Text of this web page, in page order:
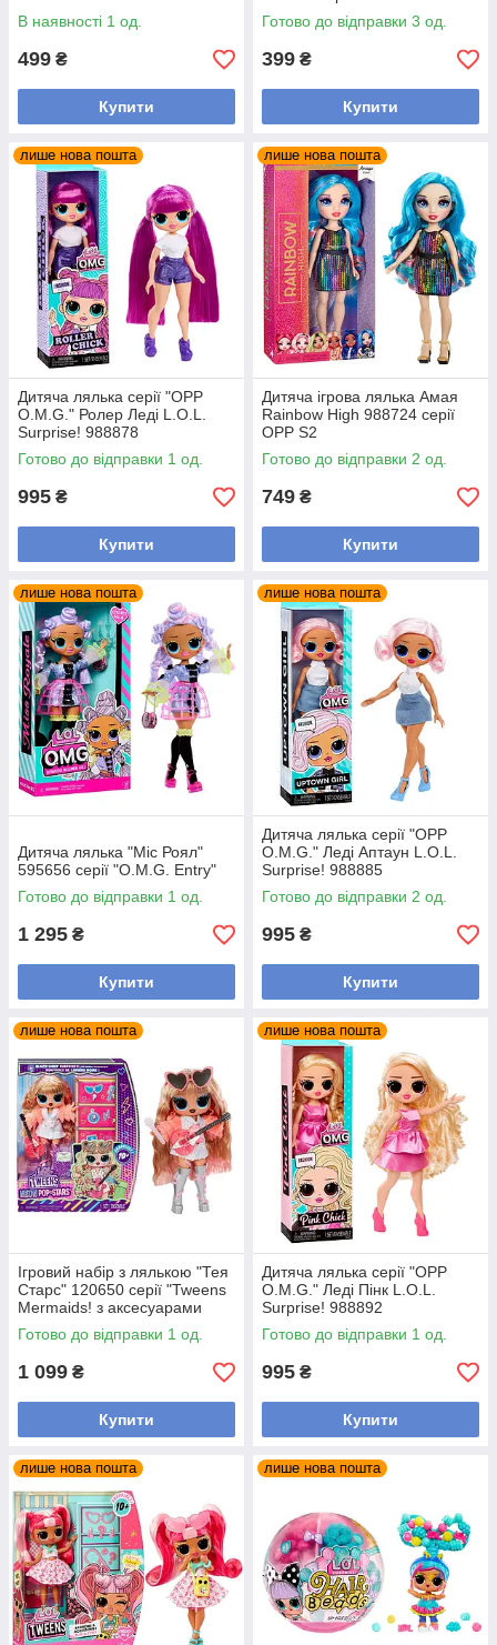
В наявності 1 од.
499 ₴
Купити
аксесуарами
Готово до відправки 3 од.
399 ₴
Купити
лише нова пошта
Дитяча лялька серії "OPP
O.M.G." Ролер Леді L.O.L.
Surprise! 988878
Готово до відправки 1 од.
995 ₴
Купити
лише нова пошта
Дитяча ігрова лялька Амая
Rainbow High 988724 серії
ОРР S2
Готово до відправки 2 од.
749 ₴
Купити
лише нова пошта
Дитяча лялька "Міс Роял"
595656 серії "O.M.G. Entry"
Готово до відправки 1 од.
1 295 ₴
Купити
лише нова пошта
Дитяча лялька серії "OPP
O.M.G." Леді Аптаун L.O.L.
Surprise! 988885
Готово до відправки 2 од.
995 ₴
Купити
лише нова пошта
Ігровий набір з лялькою "Тея
Старс" 120650 серії "Tweens
Mermaids! з аксесуарами
Готово до відправки 1 од.
1 099 ₴
Купити
лише нова пошта
Дитяча лялька серії "OPP
O.M.G." Леді Пінк L.O.L.
Surprise! 988892
Готово до відправки 1 од.
995 ₴
Купити
лише нова пошта лише нова пошта